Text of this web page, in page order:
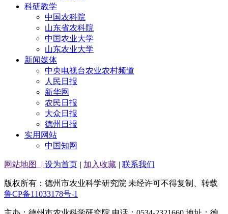
科研教学
中国农科院
山东省农科院
中国农业大学
山东农业大学
新闻媒体
中央电视台农业农村频道
人民日报
新华网
农民日报
大众日报
德州日报
实用网站
中国知网
网站地图 | 设为首页 | 加入收藏 | 联系我们
版权所有：德州市农业科学研究院 未经许可不得复制、转载
鲁CP备11033178号-1